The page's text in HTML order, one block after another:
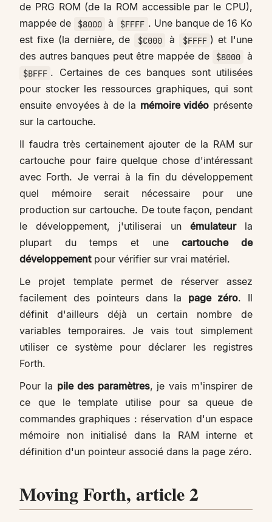
de PRG ROM (de la ROM accessible par le CPU),
mappée de
$8000 à $FFFF . Une banque de 16 Ko
est fixe (la dernière, de
$C000 à $FFFF ) et l'une
des autres banques peut être mappée de
$8000 à
$BFFF . Certaines de ces banques sont utilisées
pour stocker les ressources graphiques, qui sont
ensuite envoyées à de la mémoire vidéo présente
sur la cartouche.
Il faudra très certainement ajouter de la RAM sur
cartouche pour faire quelque chose d'intéressant
avec Forth. Je verrai à la fin du développement
quel mémoire serait nécessaire pour une
production sur cartouche. De toute façon, pendant
le développement, j'utiliserai un émulateurla
plupart du temps et unecartouche de
développementpour vérifier sur vrai matériel.
Le projet template permet de réserver assez
facilement des pointeurs dans la page zéro. Il
définit d'ailleurs déjà un certain nombre de
variables temporaires. Je vais tout simplement
utiliser ce système pour déclarer les registres
Forth.
Pour la pile des paramètres, je vais m'inspirer de
ce que le template utilise pour sa queue de
commandes graphiques : réservation d'un espace
mémoire non initialisé dans la RAM interne et
définition d'un pointeur associé dans la page zéro.
Moving Forth, article 2